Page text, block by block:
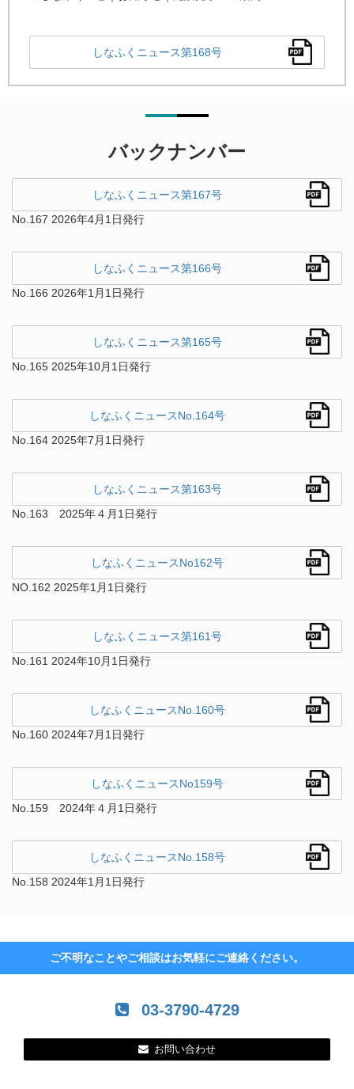
しなふくニュース第168号
バックナンバー
しなふくニュース第167号
No.167 2026年4月1日発行
しなふくニュース第166号
No.166 2026年1月1日発行
しなふくニュース第165号
No.165 2025年10月1日発行
しなふくニュースNo.164号
No.164 2025年7月1日発行
しなふくニュース第163号
No.163 2025年４月1日発行
しなふくニュースNo162号
NO.162 2025年1月1日発行
しなふくニュース第161号
No.161 2024年10月1日発行
しなふくニュースNo.160号
No.160 2024年7月1日発行
しなふくニュースNo159号
No.159 2024年４月1日発行
しなふくニュースNo.158号
No.158 2024年1月1日発行
ご不明なことやご相談はお気軽にご連絡ください。
03-3790-4729
お問い合わせ